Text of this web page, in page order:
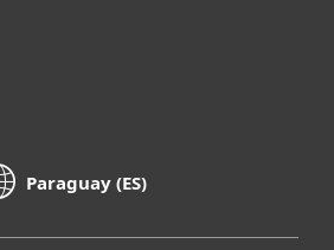
Paraguay (ES)